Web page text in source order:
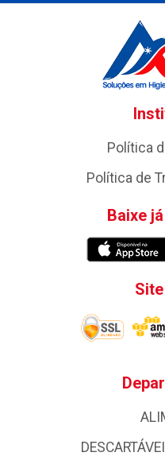
Política
Política de
Baixe